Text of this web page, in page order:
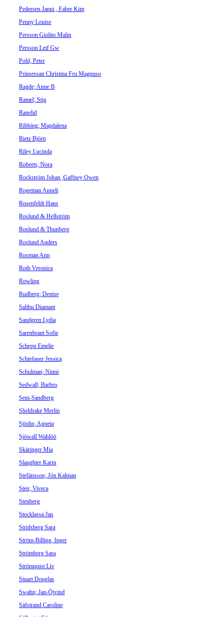
Pedersen Janni , Faber Kim
Penny Louise
Persson Giolito Malin
Persson Leif Gw
Pohl; Peter
Prinsessan Christina Fru Magnuso
Ragde; Anne B
Ramel; Stig
Ranelid
Ribbing; Magdalena
Rietz Björn
Riley Lucinda
Roberts; Nora
Rockström Johan ,Gaffney Owen
Rogeman Anneli
Rosenfeldt Hans
Roslund & Hellström
Roslund & Thunberg
Roslund Anders
Rosman Ann
Roth Veronica
Rowling
Rudberg; Denise
Salihu Diamant
Sandgren Lydia
Sarenbrant Sofie
Schepp Emelie
Schiefauer Jessica
Schulman; Ninni
Sedwall; Barbro
Sem-Sandberg
Sheldrake Merlin
Sjödin; Agneta
Sjöwall Wahlöö
Skäringer Mia
Slaughter Karin
Stefánsson; Jón Kalman
Sten; Viveca
Stenberg
Stocklassa Jan
Stridsberg Sara
Ström-Billing, Inger
Strömberg Sara
Strömquist Liv
Stuart Douglas
Swahn; Jan-Öjvind
Säfstrand Caroline